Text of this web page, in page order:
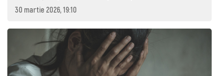
30 martie 2026, 19:10